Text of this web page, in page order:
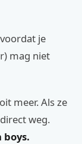
je
mag niet
meer. Als ze
weg.
boys.